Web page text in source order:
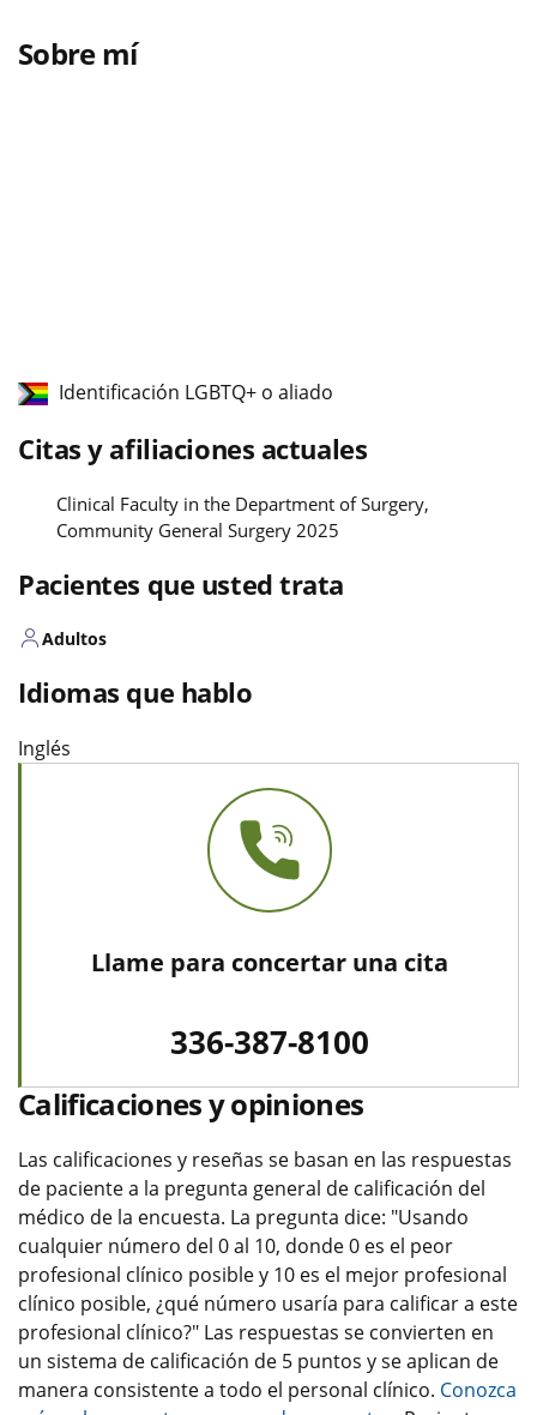
Sobre mí
Identificación LGBTQ+ o aliado
Citas y afiliaciones actuales
Clinical Faculty in the Department of Surgery,
Community General Surgery 2025
Pacientes que usted trata
Adultos
Idiomas que hablo
Inglés
Llame para concertar una cita
336-387-8100
Calificaciones y opiniones
Las calificaciones y reseñas se basan en las respuestas
de paciente a la pregunta general de calificación del
médico de la encuesta. La pregunta dice: "Usando
cualquier número del 0 al 10, donde 0 es el peor
profesional clínico posible y 10 es el mejor profesional
clínico posible, ¿qué número usaría para calificar a este
profesional clínico?" Las respuestas se convierten en
un sistema de calificación de 5 puntos y se aplican de
manera consistente a todo el personal clínico. Conozca